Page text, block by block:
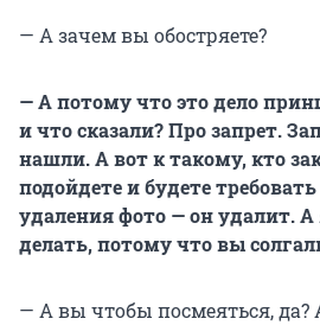
— А зачем вы обостряете?
— А потому что это дело
и что сказали? Про запрет.
нашли. А вот к такому, кто
подойдете и будете
удаления фото — он удалит. А
делать, потому что вы
— А вы чтобы посмеяться, да?